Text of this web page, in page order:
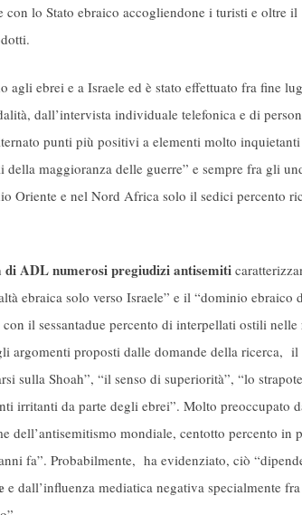
lo Stato ebraico accogliendone i turisti e oltre il
ebrei e a Israele ed è stato effettuato fra fine
dall’intervista individuale telefonica e di
punti più positivi a elementi molto
maggioranza delle guerre” e sempre fra gli
Oriente e nel Nord Africa solo il sedici percento
di ADL numerosi pregiudizi antisemiti
ebraica solo verso Israele” e il “dominio ebraico
il sessantadue percento di interpellati ostili nelle
argomenti proposti dalle domande della ricerca, il
sulla Shoah”, “il senso di superiorità”, “lo
irritanti da parte degli ebrei”. Molto preoccupato
dell’antisemitismo mondiale, centotto percento in
fa”. Probabilmente, ha evidenziato, ciò
e dall’influenza mediatica negativa specialmente